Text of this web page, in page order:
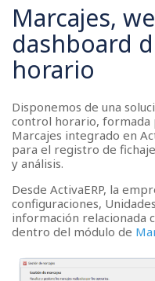
Marcajes,
dashboard
horario
Disponemos de una
control horario, formada
Marcajes integrado en
para el registro de
y análisis.
Desde ActivaERP, la
configuraciones,
información relacionada
dentro del módulo de